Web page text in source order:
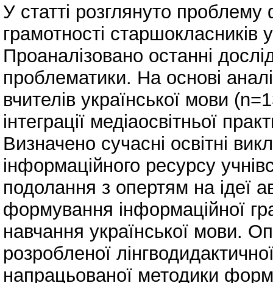
У статті розглянуто
грамотності старшокласників
Проаналізовано останні
проблематики. На основі
вчителів української мови
інтеграції медіаосвітньої
Визначено сучасні освітні
інформаційного ресурсу
подолання з опертям на ідеї
формування інформаційної
навчання української мови.
розробленої
напрацьованої методики